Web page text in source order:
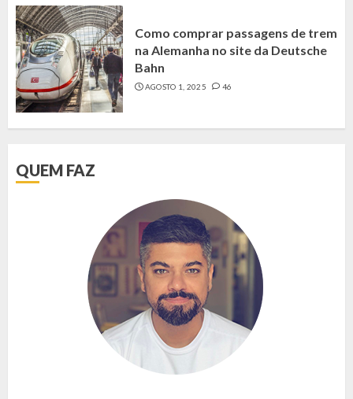
Como comprar passagens de trem
na Alemanha no site da Deutsche
Bahn
AGOSTO 1, 2025 46
QUEM FAZ